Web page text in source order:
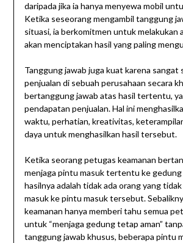
daripada jika ia hanya menyewa mobil
Ketika seseorang mengambil tanggung
situasi, ia berkomitmen untuk melakukan
akan menciptakan hasil yang paling
Tanggung jawab juga kuat karena sangat
penjualan di sebuah perusahaan secara
bertanggung jawab atas hasil tertentu,
pendapatan penjualan. Hal ini
waktu, perhatian, kreativitas,
daya untuk menghasilkan hasil tersebut.
Ketika seorang petugas keamanan
menjaga pintu masuk tertentu ke
hasilnya adalah tidak ada orang yang
masuk ke pintu masuk tersebut.
keamanan hanya memberi tahu semua
untuk “menjaga gedung tetap aman”
tanggung jawab khusus, beberapa pintu